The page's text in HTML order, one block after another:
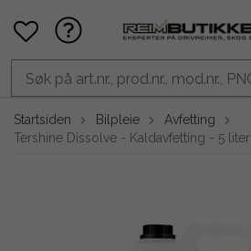
Startsiden Bilpleie
Avfetting
Tershine Dissolve - Kaldavfetting - 5 liter